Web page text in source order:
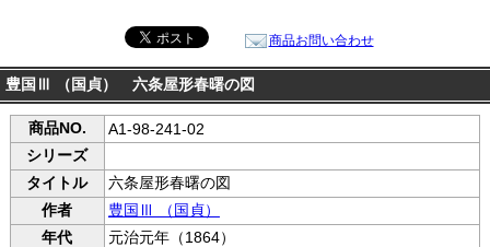
商品お問い合わせ
豊国Ⅲ （国貞） 六条屋形春曙の図
商品NO.
A1-98-241-02
シリーズ
タイトル
六条屋形春曙の図
作者
豊国Ⅲ （国貞）
年代
元治元年（1864）